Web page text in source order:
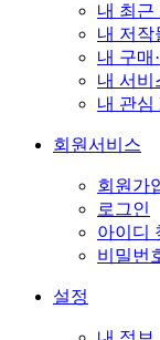
내 최근
내 저작
내 구매
내 서비
내 관심
회원서비스
회원가
로그인
아이디
비밀번
설정